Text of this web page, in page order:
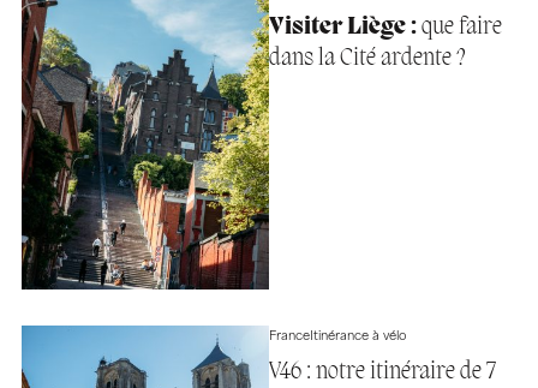
Visiter Liège :que faire
dans la Cité ardente ?
FranceItinérance à vélo
V46 : notre itinéraire de 7